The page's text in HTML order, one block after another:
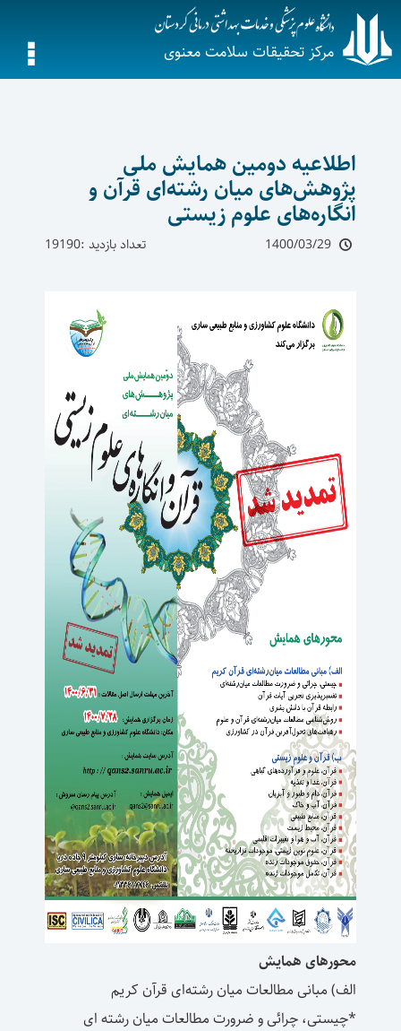
مرکز تحقیقات سلامت معنوی
اطلاعیه دومین همایش ملی
پژوهش‌های میان رشته‌ای قرآن و
انگاره‌های علوم زیستی
تعداد بازدید :19190
محورهای همایش
الف) مبانی مطالعات میان رشته‎‌ای قرآن کریم
*چیستی، چرائی و ضرورت مطالعات میان‏ رشته ‌ای